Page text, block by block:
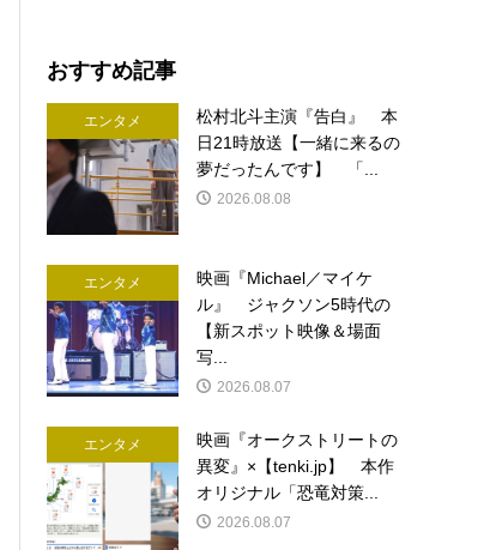
おすすめ記事
エンタメ
松村北斗主演『告白』 本
日21時放送【一緒に来るの
夢だったんです】 「...
2026.08.08
エンタメ
映画『Michael／マイケ
ル』 ジャクソン5時代の
【新スポット映像＆場面
写...
2026.08.07
エンタメ
映画『オークストリートの
異変』×【tenki.jp】 本作
オリジナル「恐竜対策...
2026.08.07